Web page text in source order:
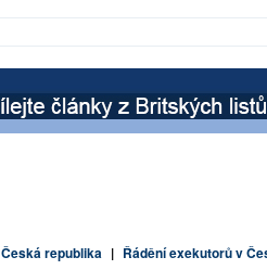
Česká republika | Řádění exekutorů v